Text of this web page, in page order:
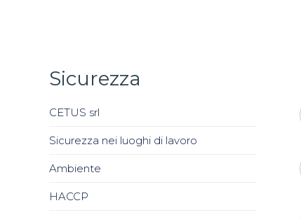
Sicurezza
CETUS srl
Sicurezza nei luoghi di lavoro
Ambiente
HACCP